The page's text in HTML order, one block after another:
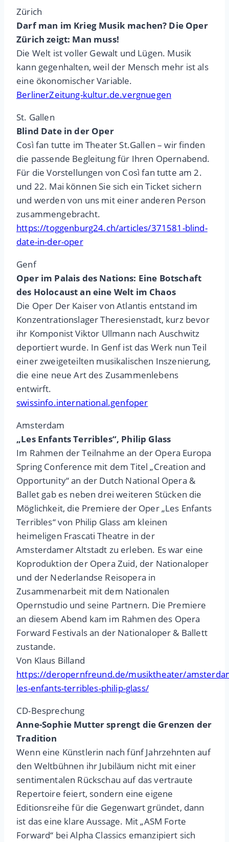
Zürich
Darf man im Krieg Musik machen? Die Oper
Zürich zeigt: Man muss!
Die Welt ist voller Gewalt und Lügen. Musik
kann gegenhalten, weil der Mensch mehr ist als
eine ökonomischer Variable.
BerlinerZeitung-kultur.de.vergnuegen
St. Gallen
Blind Date in der Oper
Così fan tutte im Theater St.Gallen – wir finden
die passende Begleitung für Ihren Opernabend.
Für die Vorstellungen von Così fan tutte am 2.
und 22. Mai können Sie sich ein Ticket sichern
und werden von uns mit einer anderen Person
zusammengebracht.
https://toggenburg24.ch/articles/371581-blind-
date-in-der-oper
Genf
Oper im Palais des Nations: Eine Botschaft
des Holocaust an eine Welt im Chaos
Die Oper Der Kaiser von Atlantis entstand im
Konzentrationslager Theresienstadt, kurz bevor
ihr Komponist Viktor Ullmann nach Auschwitz
deportiert wurde. In Genf ist das Werk nun Teil
einer zweigeteilten musikalischen Inszenierung,
die eine neue Art des Zusammenlebens
entwirft.
swissinfo.international.genfoper
Amsterdam
„Les Enfants Terribles“, Philip Glass
Im Rahmen der Teilnahme an der Opera Europa
Spring Conference mit dem Titel „Creation and
Opportunity“ an der Dutch National Opera &
Ballet gab es neben drei weiteren Stücken die
Möglichkeit, die Premiere der Oper „Les Enfants
Terribles“ von Philip Glass am kleinen
heimeligen Frascati Theatre in der
Amsterdamer Altstadt zu erleben. Es war eine
Koproduktion der Opera Zuid, der Nationaloper
und der Nederlandse Reisopera in
Zusammenarbeit mit dem Nationalen
Opernstudio und seine Partnern. Die Premiere
an diesem Abend kam im Rahmen des Opera
Forward Festivals an der Nationaloper & Ballett
zustande.
Von Klaus Billand
https://deropernfreund.de/musiktheater/
les-enfants-terribles-philip-glass/
CD-Besprechung
Anne-Sophie Mutter sprengt die Grenzen der
Tradition
Wenn eine Künstlerin nach fünf Jahrzehnten auf
den Weltbühnen ihr Jubiläum nicht mit einer
sentimentalen Rückschau auf das vertraute
Repertoire feiert, sondern eine eigene
Editionsreihe für die Gegenwart gründet, dann
ist das eine klare Aussage. Mit „ASM Forte
Forward“ bei Alpha Classics emanzipiert sich